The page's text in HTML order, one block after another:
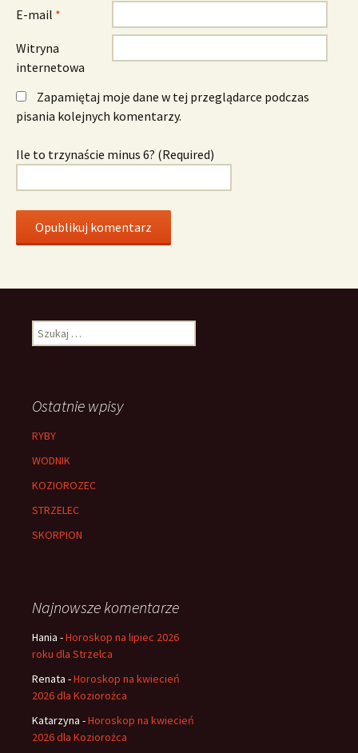
E-mail *
Witryna
internetowa
Zapamiętaj moje dane w tej przeglądarce podczas
pisania kolejnych komentarzy.
Ile to trzynaście minus 6? (Required)
Szukaj:
Ostatnie wpisy
RYBY
WODNIK
KOZIOROZEC
STRZELEC
SKORPION
Najnowsze komentarze
Hania -Horoskop na lipiec 2026
roku dla Strzelca
Renata -Horoskop na kwiecień
2026 dla Koziorożca
Katarzyna -Horoskop na kwiecień
2026 dla Koziorożca